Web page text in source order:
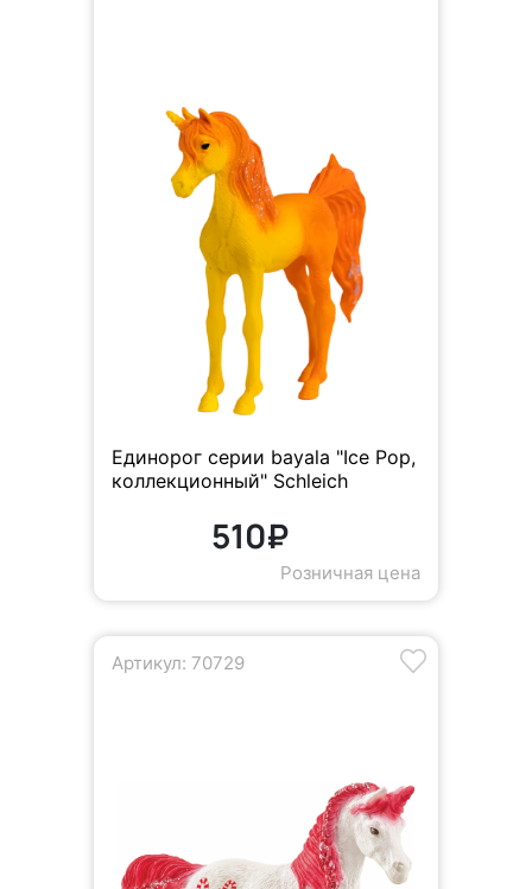
Единорог серии bayala "Ice Pop,
коллекционный" Schleich
510₽
Розничная цена
Артикул: 70729